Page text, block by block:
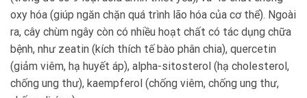
oxy hóa (giúp ngăn chặn quá trình lão hóa của cơ thể). Ngoài
ra, cây chùm ngây còn có nhiều hoạt chất có tác dụng chữa
bệnh, như zeatin (kích thích tế bào phân chia), quercetin
(giảm viêm, hạ huyết áp), alpha-sitosterol (hạ cholesterol,
chống ung thư), kaempferol (chống viêm, chống ung thư,